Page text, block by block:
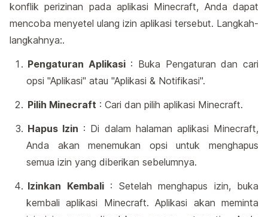
konflik perizinan pada aplikasi Minecraft, Anda dapat
mencoba menyetel ulang izin aplikasi tersebut. Langkah-
langkahnya:.
Pengaturan Aplikasi: Buka Pengaturan dan cari
opsi "Aplikasi" atau "Aplikasi & Notifikasi".
Pilih Minecraft : Cari dan pilih aplikasi Minecraft.
Hapus Izin : Di dalam halaman aplikasi Minecraft,
Anda akan menemukan opsi untuk menghapus
semua izin yang diberikan sebelumnya.
Izinkan Kembali: Setelah menghapus izin, buka
kembali aplikasi Minecraft. Aplikasi akan meminta